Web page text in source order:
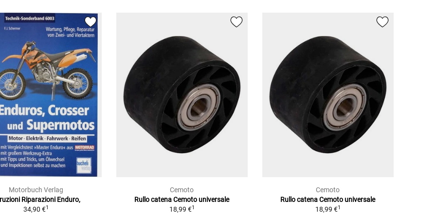
Motorbuch Verlag
Riparazioni Enduro,
34,90 €1
Cemoto
Rullo catena Cemoto universale
18,99 €1
Cemoto
Rullo catena Cemoto universale
18,99 €1